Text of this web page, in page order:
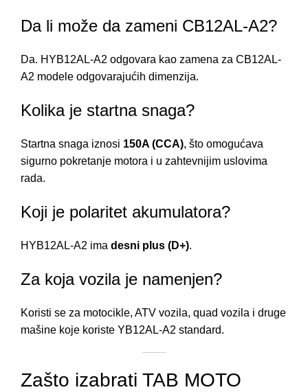
Da li može da zameni CB12AL-A2?
Da. HYB12AL-A2 odgovara kao zamena za CB12AL-
A2 modele odgovarajućih dimenzija.
Kolika je startna snaga?
Startna snaga iznosi 150A (CCA), što omogućava
sigurno pokretanje motora i u zahtevnijim uslovima
rada.
Koji je polaritet akumulatora?
HYB12AL-A2 ima desni plus (D+).
Za koja vozila je namenjen?
Koristi se za motocikle, ATV vozila, quad vozila i druge
mašine koje koriste YB12AL-A2 standard.
Zašto izabrati TAB MOTO